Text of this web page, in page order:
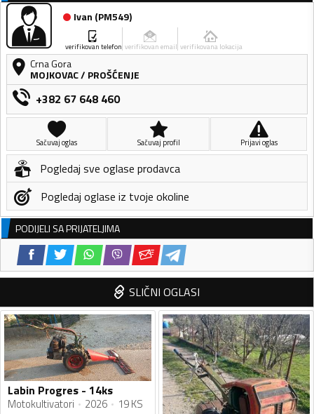
Ivan (PM549)
verifikovan telefon verifikovan email verifikovana lokacija
Crna Gora
MOJKOVAC/ PROŠĆENJE
+382 67 648 460
Sačuvaj oglas Sačuvaj profil Prijavi oglas
Pogledaj sve oglase prodavca
Pogledaj oglase iz tvoje okoline
PODIJELI SA PRIJATELJIMA
SLIČNI OGLASI
Labin Progres - 14ks
Motokultivatori 2026 19 KS